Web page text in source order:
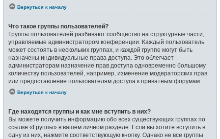
Вернуться к началу
Что такое группы пользователей?
Группы пользователей разбивают сообщество на структурные части,
управляемые администратором конференции. Каждый пользователь
может состоять в нескольких группах, и каждой группе могут быть
назначены индивидуальные права доступа. Это облегчает
администраторам назначение прав доступа одновременно большому
количеству пользователей, например, изменение модераторских прав
или предоставление пользователям доступа к приватным форумам.
Вернуться к началу
Где находятся группы и как мне вступить в них?
Вы можете получить информацию обо всех существующих группах по
ссылке «Группы» в вашем личном разделе. Если вы хотите вступить в
одну из них, нажмите соответствующую кнопку. Однако не все группы